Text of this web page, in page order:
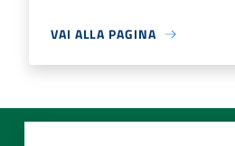
VAI ALLA PAGINA